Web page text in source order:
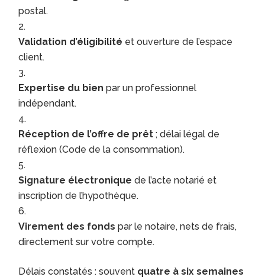
postal.
Validation d’éligibilité et ouverture de l’espace
client.
Expertise du bien par un professionnel
indépendant.
Réception de l’offre de prêt ; délai légal de
réflexion (Code de la consommation).
Signature électronique de l’acte notarié et
inscription de l’hypothèque.
Virement des fonds par le notaire, nets de frais,
directement sur votre compte.
Délais constatés : souvent quatre à six semaines